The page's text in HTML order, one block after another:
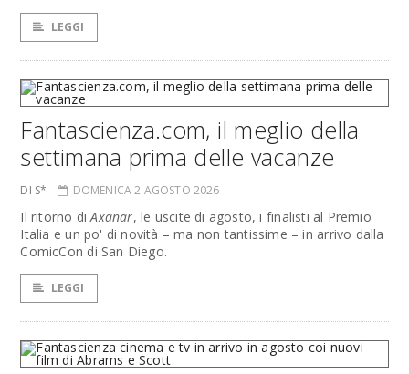
LEGGI
Fantascienza.com, il meglio della
settimana prima delle vacanze
DI S* DOMENICA 2 AGOSTO 2026
Il ritorno diAxanar, le uscite di agosto, i finalisti al Premio
Italia e un po' di novità – ma non tantissime – in arrivo dalla
ComicCon di San Diego.
LEGGI